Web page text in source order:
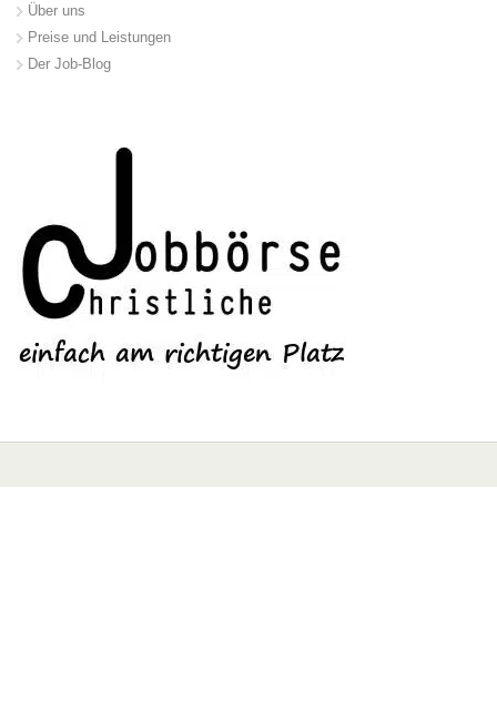
Über uns
Preise und Leistungen
Der Job-Blog